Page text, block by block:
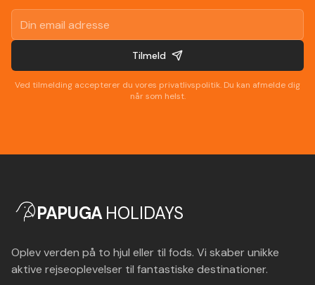
Tilmeld
Ved tilmelding accepterer du vores privatlivspolitik. Du kan afmelde dig
når som helst.
PAPUGA HOLIDAYS
Oplev verden på to hjul eller til fods. Vi skaber unikke
aktive rejseoplevelser til fantastiske destinationer.